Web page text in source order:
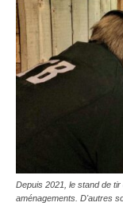
Depuis 2021, le stand de
aménagements. D'autres